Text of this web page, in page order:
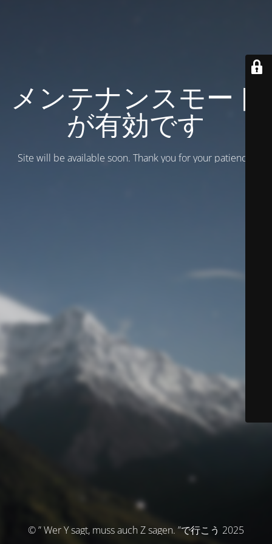
メンテナンスモード
が有効です
Site will be available soon. Thank you for your patience!
© ” Wer Y sagt, muss auch Z sagen. ”で行こう 2025